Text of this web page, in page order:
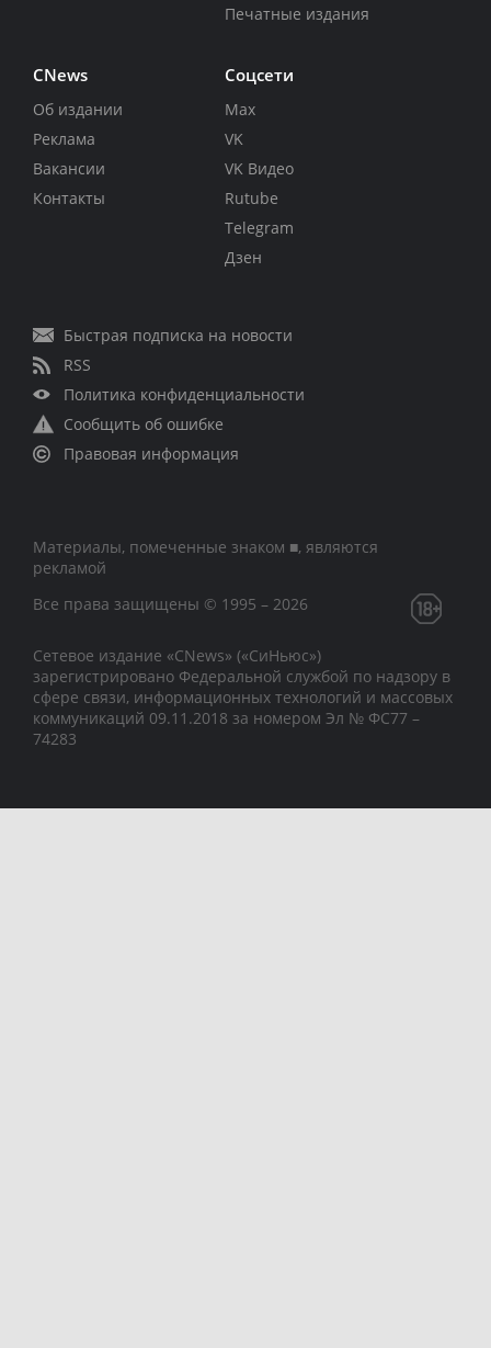
Печатные издания
CNews
Об издании
Реклама
Вакансии
Контакты
Соцсети
Max
VK
VK Видео
Rutube
Telegram
Дзен
Быстрая подписка на новости
RSS
Политика конфиденциальности
Сообщить об ошибке
Правовая информация
Материалы, помеченные знаком ■, являются
рекламой
Все права защищены © 1995 – 2026
Сетевое издание «CNews» («СиНьюс»)
зарегистрировано Федеральной службой по надзору в
сфере связи, информационных технологий и массовых
коммуникаций 09.11.2018 за номером Эл № ФС77 –
74283